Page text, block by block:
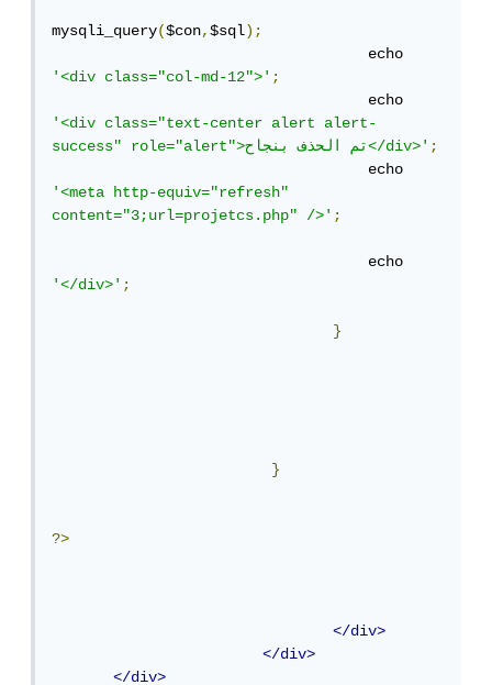
mysqli_query($con,$sql);
'<div class="col-md-12">';
'<div class="text-center alert alert-
success" role="alert">تم الحذف بنجاح</div>';
'<meta http-equiv="refresh"
content="3;url=projetcs.php" />';
'</div>';
}
}
?>
</div>
</div>
</div>